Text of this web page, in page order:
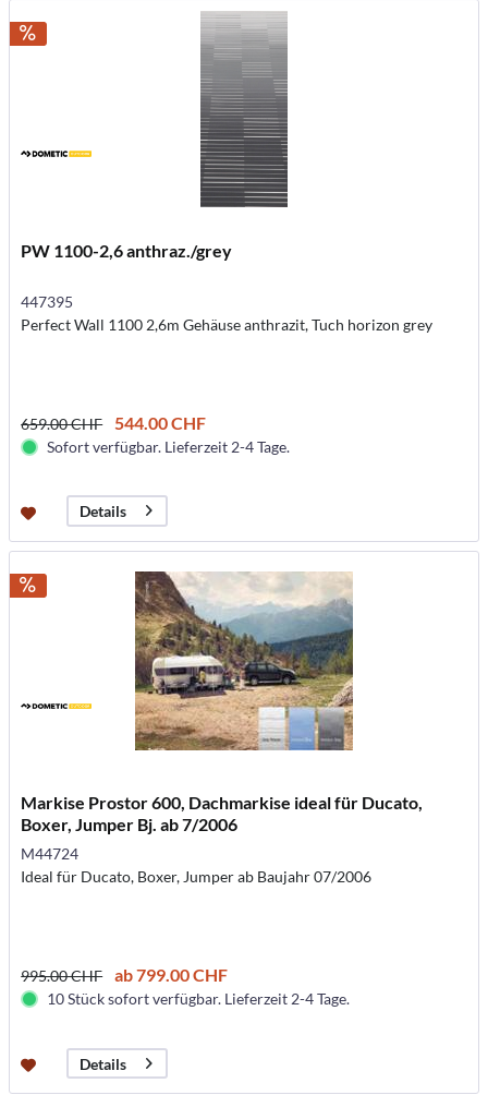
PW 1100-2,6 anthraz./grey
447395
Perfect Wall 1100 2,6m Gehäuse anthrazit, Tuch horizon grey
659.00 CHF 544.00 CHF
Sofort verfügbar. Lieferzeit 2-4 Tage.
Details
Markise Prostor 600, Dachmarkise ideal für Ducato,
Boxer, Jumper Bj. ab 7/2006
M44724
Ideal für Ducato, Boxer, Jumper ab Baujahr 07/2006
995.00 CHF ab 799.00 CHF
10 Stück sofort verfügbar. Lieferzeit 2-4 Tage.
Details